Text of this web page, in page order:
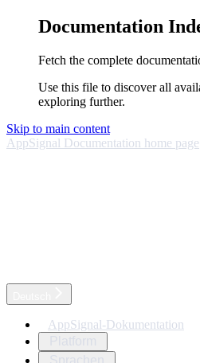
Documentation
Fetch the complete
Use this file to discover all
exploring further.
Skip to main content
AppSignal Documentation home page
AppSignal-Dokumentation